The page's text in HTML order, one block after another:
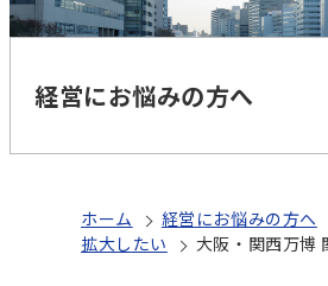
経営にお悩みの方へ
ホーム 経営にお悩みの方へ
拡大したい
大阪・関西万博